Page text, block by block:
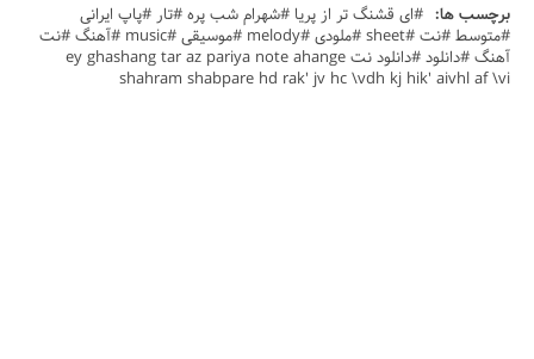
برچسب ها: #ای قشنگ تر از پریا #شهرام شب پره #تار #پاپ ایرانی
#متوسط #نت #sheet #ملودی #melody #موسیقی #music #آهنگ #نت
آهنگ #دانلود #دانلود نت ey ghashang tar az pariya note ahange
shahram shabpare hd rak' jv hc \vdh kj hik' aivhl af \vi